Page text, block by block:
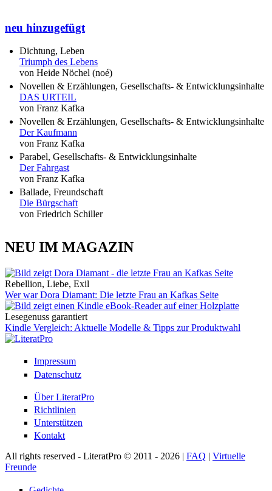
neu hinzugefügt
Dichtung, Leben
Triumph des Lebens
von Heide Nöchel (noé)
Novellen & Erzählungen, Gesellschafts- & Entwicklungsinhalte
DAS URTEIL
von Franz Kafka
Novellen & Erzählungen, Gesellschafts- & Entwicklungsinhalte
Der Kaufmann
von Franz Kafka
Parabel, Gesellschafts- & Entwicklungsinhalte
Der Fahrgast
von Franz Kafka
Ballade, Freundschaft
Die Bürgschaft
von Friedrich Schiller
NEU IM MAGAZIN
Rebellion, Liebe, Exil
Wer war Dora Diamant: Die letzte Frau an Kafkas Seite
Lesegenuss garantiert
Kindle Vergleich: Aktuelle Modelle & Tipps zur Produktwahl
Impressum
Datenschutz
Über LiteratPro
Richtlinien
Unterstützen
Kontakt
All rights reserved - LiteratPro © 2011 - 2026 | FAQ | Virtuelle
Freunde